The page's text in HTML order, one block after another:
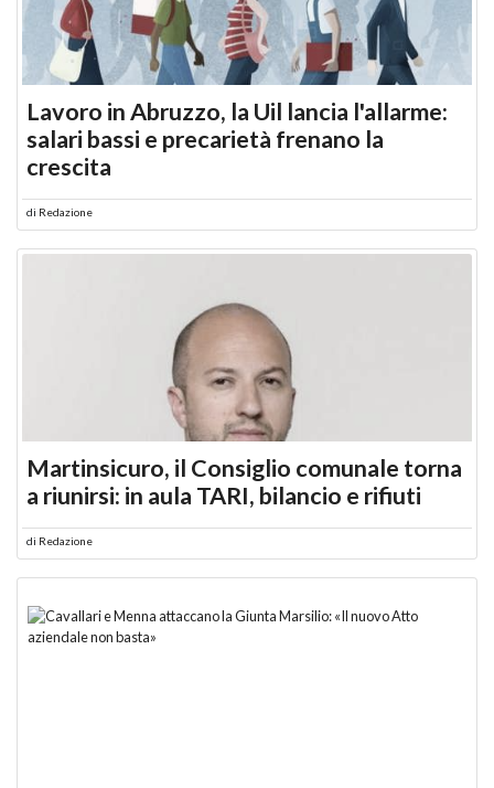
Lavoro in Abruzzo, la Uil lancia l'allarme:
salari bassi e precarietà frenano la
crescita
di Redazione
Martinsicuro, il Consiglio comunale torna
a riunirsi: in aula TARI, bilancio e rifiuti
di Redazione